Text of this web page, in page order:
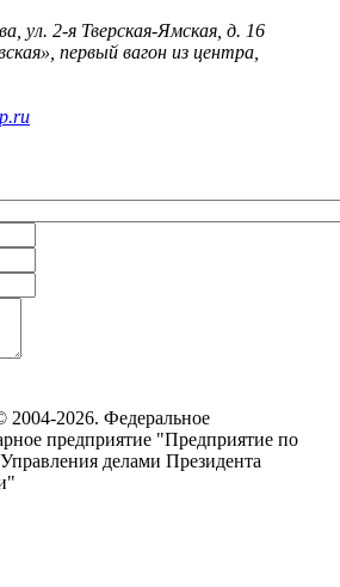
ул. 2-я Тверская-Ямская, д. 16
первый вагон из центра,
2026. Федеральное
предприятие "Предприятие по
делами Президента